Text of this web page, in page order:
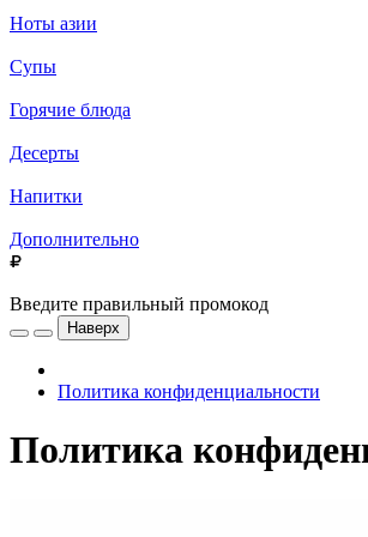
Ноты азии
Супы
Горячие блюда
Десерты
Напитки
Дополнительно
Введите правильный промокод
Наверх
Политика конфиденциальности
Политика